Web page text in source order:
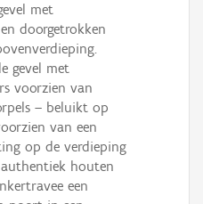
met
doorgetrokken
gevel met
voorzien van
– beluikt op
van een
op de verdieping
houten
een